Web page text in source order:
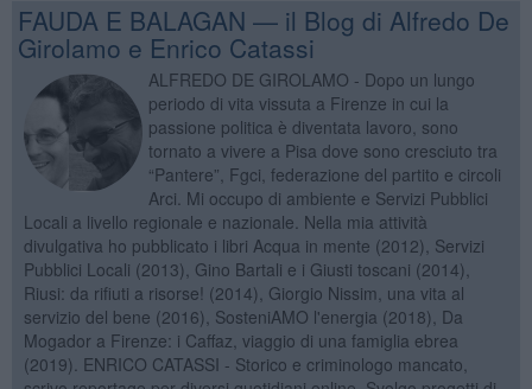
FAUDA E BALAGAN — il Blog di Alfredo De
Girolamo e Enrico Catassi
ALFREDO DE GIROLAMO - Dopo un lungo
periodo di vita vissuta a Firenze in cui la
passione politica è diventata lavoro, sono
tornato a vivere a Pisa dove sono cresciuto tra
“Pantere”, Fgci, federazione del partito e circoli
Arci. Mi occupo di ambiente e Servizi Pubblici
Locali a livello regionale e nazionale. Nella mia attività
divulgativa ho pubblicato i libri Acqua in mente (2012), Servizi
Pubblici Locali (2013), Gino Bartali e i Giusti toscani (2014),
Riusi: da rifiuti a risorse! (2014), Giorgio Nissim, una vita al
servizio del bene (2016), SosteniAMO l'energia (2018), Da
Mogador a Firenze: i Caffaz, viaggio di una famiglia ebrea
(2019). ENRICO CATASSI - Storico e criminologo mancato,